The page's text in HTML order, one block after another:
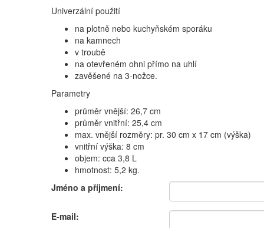
Univerzální použití
na plotně nebo kuchyňském sporáku
na kamnech
v troubě
na otevřeném ohni přímo na uhlí
zavěšené na 3-nožce.
Parametry
průměr vnější: 26,7 cm
průměr vnitřní: 25,4 cm
max. vnější rozměry: pr. 30 cm x 17 cm (výška)
vnitřní výška: 8 cm
objem: cca 3,8 L
hmotnost: 5,2 kg.
Jméno a příjmení:
E-mail: